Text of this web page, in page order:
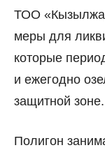
ТОО
меры для
которые
и ежегодно
защитной зоне.
Полигон